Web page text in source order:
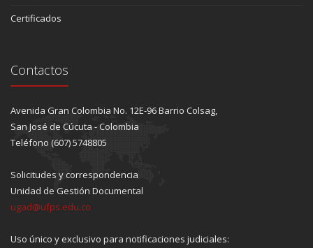
Certificados
Contactos
Avenida Gran Colombia No. 12E-96 Barrio Colsag,
San José de Cúcuta - Colombia
Teléfono (607) 5748805
Solicitudes y correspondencia
Unidad de Gestión Documental
ugad@ufps.edu.co
Uso único y exclusivo para notificaciones judiciales: